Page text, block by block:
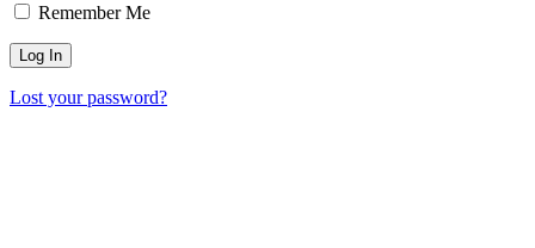
Remember Me
Lost your password?